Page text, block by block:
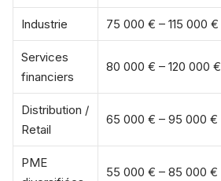
Industrie 75 000 € – 115 000 €
Services
financiers
80 000 € – 120 000 €
Distribution /
Retail
65 000 € – 95 000 €
PME
55 000 € – 85 000 €